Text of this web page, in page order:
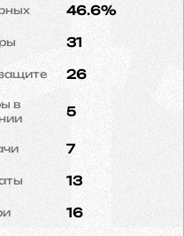
46.6%
31
26
в
5
7
13
16